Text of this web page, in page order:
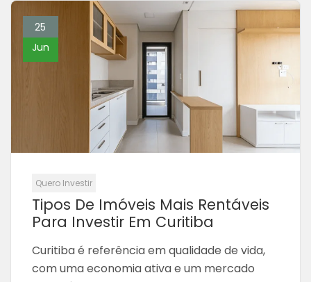
25
Jun
Quero Investir
Tipos De Imóveis Mais Rentáveis
Para Investir Em Curitiba
Curitiba é referência em qualidade de vida,
com uma economia ativa e um mercado